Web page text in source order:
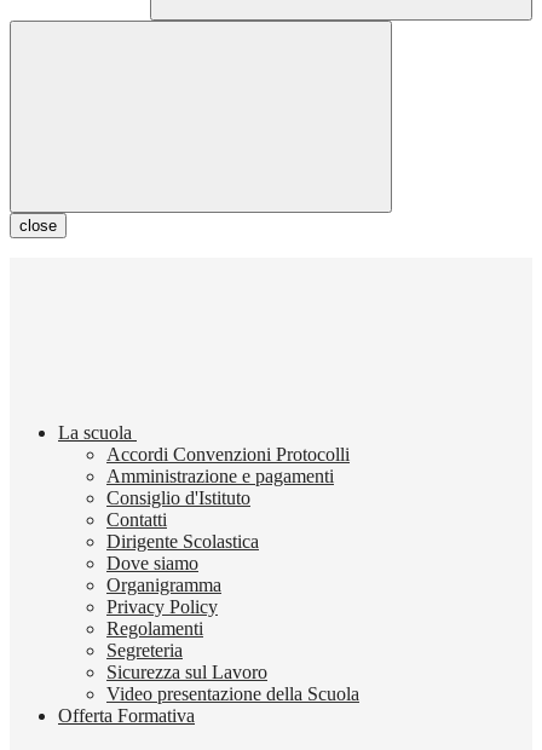
close
La scuola
Accordi Convenzioni Protocolli
Amministrazione e pagamenti
Consiglio d'Istituto
Contatti
Dirigente Scolastica
Dove siamo
Organigramma
Privacy Policy
Regolamenti
Segreteria
Sicurezza sul Lavoro
Video presentazione della Scuola
Offerta Formativa